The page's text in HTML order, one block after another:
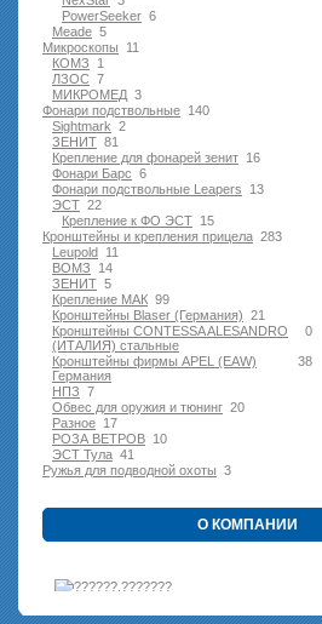
6
PowerSeeker
5
Meade
11
Микроскопы
1
КОМЗ
7
ЛЗОС
3
МИКРОМЕД
140
Фонари подствольные
2
Sightmark
81
ЗЕНИТ
16
Крепление для фонарей зенит
6
Фонари Барс
13
Фонари подствольные Leapers
22
ЭСТ
15
Крепление к ФО ЭСТ
283
Кронштейны и крепления прицела
11
Leupold
14
ВОМЗ
5
ЗЕНИТ
99
Крепление МАК
21
Кронштейны Blaser (Германия)
0
Кронштейны CONTESSA ALESANDRO
(ИТАЛИЯ) стальные
38
Кронштейны фирмы APEL (EAW)
Германия
7
НПЗ
20
Обвес для оружия и тюнинг
17
Разное
10
РОЗА ВЕТРОВ
41
ЭСТ Тула
3
Ружья для подводной оxоты
О КОМПАНИИ